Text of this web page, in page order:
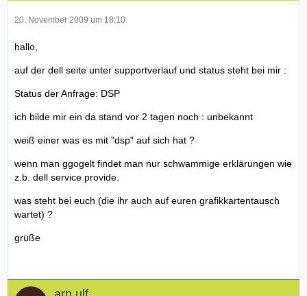
20. November 2009 um 18:10
hallo,
auf der dell seite unter supportverlauf und status steht bei mir :
Status der Anfrage: DSP
ich bilde mir ein da stand vor 2 tagen noch : unbekannt
weiß einer was es mit "dsp" auf sich hat ?
wenn man ggogelt findet man nur schwammige erklärungen wie
z.b. dell service provide.
was steht bei euch (die ihr auch auf euren grafikkartentausch
wartet) ?
grüße